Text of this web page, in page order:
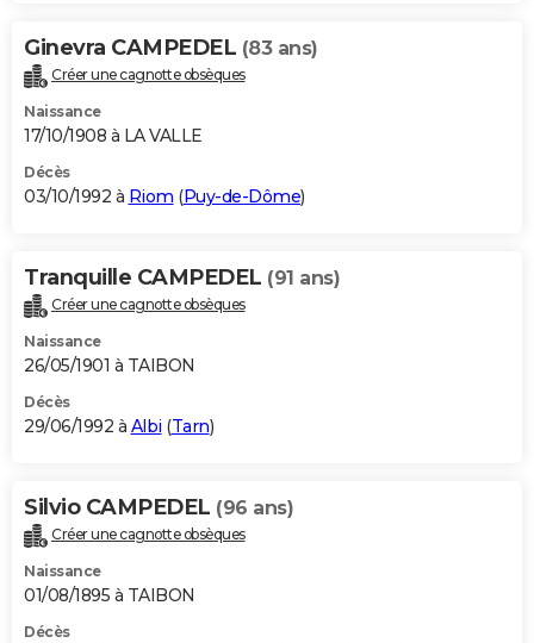
Ginevra CAMPEDEL (83 ans)
Créer une cagnotte obsèques
Naissance
17/10/1908 à LA VALLE
Décès
03/10/1992 à Riom (Puy-de-Dôme)
Tranquille CAMPEDEL (91 ans)
Créer une cagnotte obsèques
Naissance
26/05/1901 à TAIBON
Décès
29/06/1992 à Albi (Tarn)
Silvio CAMPEDEL (96 ans)
Créer une cagnotte obsèques
Naissance
01/08/1895 à TAIBON
Décès